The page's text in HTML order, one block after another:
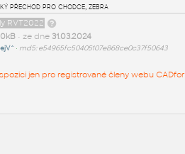
přechod pro chodce, zebra
RVT2022
• ze dne 31.03.2024
• md5: e54965fc50405107e868ce0c37f50643
jen pro registrované členy webu